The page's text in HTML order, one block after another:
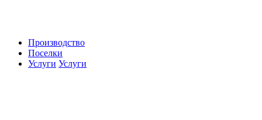
Производство
Поселки
Услуги Услуги